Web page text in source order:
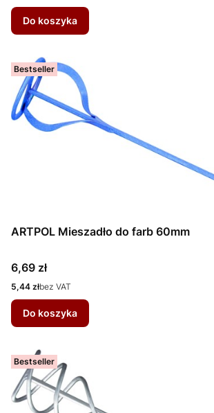
Do koszyka
Bestseller
ARTPOL Mieszadło do farb 60mm
Cena
6,69 zł
Cena
5,44 złbez VAT
Do koszyka
Bestseller